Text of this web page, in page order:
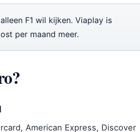
F1 wil kijken. Viaplay is
per maand meer.
American Express, Discover